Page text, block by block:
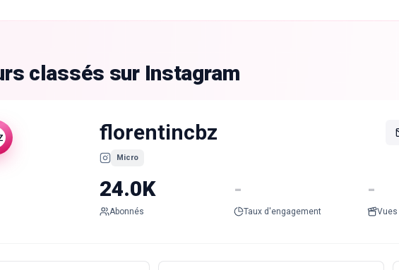
classés sur Instagram
florentincbz
Micro
24.0K
Abonnés
-
Taux d'engagement
-